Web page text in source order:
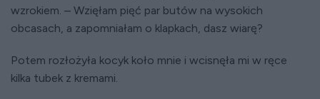
wzrokiem. – Wzięłam pięć par butów na wysokich
obcasach, a zapomniałam o klapkach, dasz wiarę?
Potem rozłożyła kocyk koło mnie i wcisnęła mi w ręce
kilka tubek z kremami.